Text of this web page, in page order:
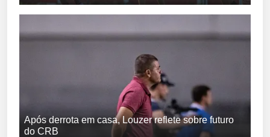
Após derrota em casa, Louzer reflete sobre futuro
do CRB